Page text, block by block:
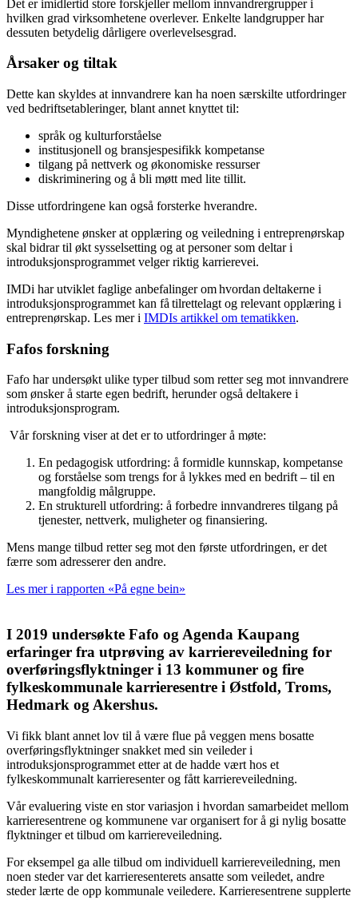
Det er imidlertid store forskjeller mellom innvandrergrupper i
hvilken grad virksomhetene overlever. Enkelte landgrupper har
dessuten betydelig dårligere overlevelsesgrad.
Årsaker og tiltak
Dette kan skyldes at innvandrere kan ha noen særskilte utfordringer
ved bedriftsetableringer, blant annet knyttet til:
språk og kulturforståelse
institusjonell og bransjespesifikk kompetanse
tilgang på nettverk og økonomiske ressurser
diskriminering og å bli møtt med lite tillit.
Disse utfordringene kan også forsterke hverandre.
Myndighetene ønsker at opplæring og veiledning i entreprenørskap
skal bidrar til økt sysselsetting og at personer som deltar i
introduksjonsprogrammet velger riktig karrierevei.
IMDi har utviklet faglige anbefalinger om hvordan deltakerne i
introduksjonsprogrammet kan få tilrettelagt og relevant opplæring i
entreprenørskap. Les mer i IMDIs artikkel om tematikken.
Fafos forskning
Fafo har undersøkt ulike typer tilbud som retter seg mot innvandrere
som ønsker å starte egen bedrift, herunder også deltakere i
introduksjonsprogram.
Vår forskning viser at det er to utfordringer å møte:
En pedagogisk utfordring: å formidle kunnskap, kompetanse
og forståelse som trengs for å lykkes med en bedrift – til en
mangfoldig målgruppe.
En strukturell utfordring: å forbedre innvandreres tilgang på
tjenester, nettverk, muligheter og finansiering.
Mens mange tilbud retter seg mot den første utfordringen, er det
færre som adresserer den andre.
Les mer i rapporten «På egne bein»
I 2019 undersøkte Fafo og Agenda Kaupang
erfaringer fra utprøving av karriereveiledning for
overføringsflyktninger i 13 kommuner og fire
fylkeskommunale karrieresentre i Østfold, Troms,
Hedmark og Akershus.
Vi fikk blant annet lov til å være flue på veggen mens bosatte
overføringsflyktninger snakket med sin veileder i
introduksjonsprogrammet etter at de hadde vært hos et
fylkeskommunalt karrieresenter og fått karriereveiledning.
Vår evaluering viste en stor variasjon i hvordan samarbeidet mellom
karrieresentrene og kommunene var organisert for å gi nylig bosatte
flyktninger et tilbud om karriereveiledning.
For eksempel ga alle tilbud om individuell karriereveiledning, men
noen steder var det karrieresenterets ansatte som veiledet, andre
steder lærte de opp kommunale veiledere. Karrieresentrene supplerte